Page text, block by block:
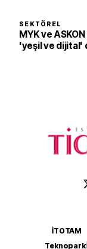
SEKTÖREL
MYK ve
'yeşil ve dijital'
İTOTAM